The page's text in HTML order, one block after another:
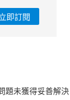
即訂閱
題未獲得妥善解